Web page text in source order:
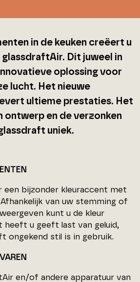
in de keuken creëert u
glassdraftAir. Dit juweel in
oplossing voor
lucht. Het nieuwe
ultieme prestaties. Het
ontwerp en de verzonken
uniek.
een bijzonder kleuraccent met
van uw stemming of
kunt u de kleur
heeft u geeft last van geluid,
ongekend stil is in gebruik.
en/of andere apparatuur van